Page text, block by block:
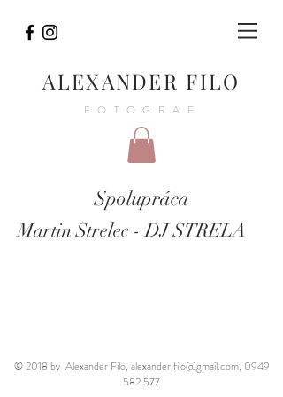
ALEXANDER FILO
FOTOGRAF
Spolupráca
Martin Strelec - DJ STRELA
© 2018 by Alexander Filo, alexander.filo@gmail.com, 0949
582 577